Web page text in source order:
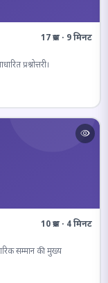
17 प्रश्न · 9 मिनट
प्रश्नोत्तरी।
10 प्रश्न · 4 मिनट
सम्मान की मुख्य